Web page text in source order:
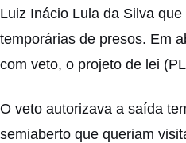
Luiz Inácio Lula da Silva
temporárias de presos. Em
com veto, o projeto de lei
O veto autorizava a saída
semiaberto que queriam